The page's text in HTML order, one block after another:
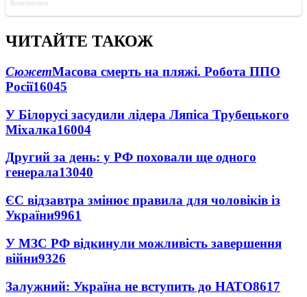
ЧИТАЙТЕ ТАКОЖ
СюжетМасова смерть на пляжі. Робота ППО
Росії16045
У Білорусі засудили лідера Ляпіса Трубецького
Міхалка16004
Другий за день: у РФ поховали ще одного
генерала13040
ЄС відзавтра змінює правила для чоловіків із
України9961
У МЗС РФ відкинули можливість завершення
війни9326
Залужний: Україна не вступить до НАТО8617